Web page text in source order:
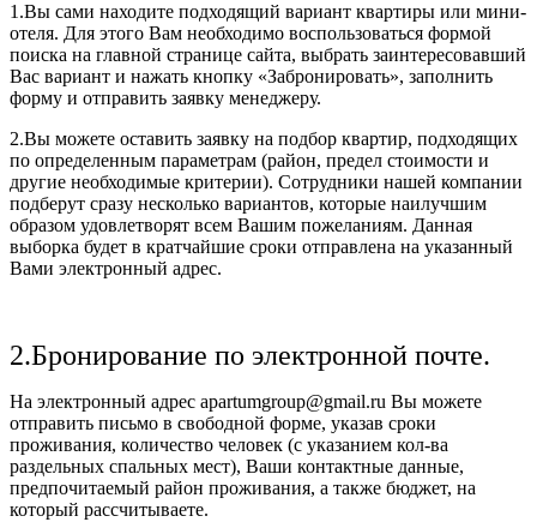
1.Вы сами находите подходящий вариант квартиры или мини-
отеля. Для этого Вам необходимо воспользоваться формой
поиска на главной странице сайта, выбрать заинтересовавший
Вас вариант и нажать кнопку «Забронировать», заполнить
форму и отправить заявку менеджеру.
2.Вы можете оставить заявку на подбор квартир, подходящих
по определенным параметрам (район, предел стоимости и
другие необходимые критерии). Сотрудники нашей компании
подберут сразу несколько вариантов, которые наилучшим
образом удовлетворят всем Вашим пожеланиям. Данная
выборка будет в кратчайшие сроки отправлена на указанный
Вами электронный адрес.
2.Бронирование по электронной почте.
На электронный адрес apartumgroup@gmail.ru Вы можете
отправить письмо в свободной форме, указав сроки
проживания, количество человек (с указанием кол-ва
раздельных спальных мест), Ваши контактные данные,
предпочитаемый район проживания, а также бюджет, на
который рассчитываете.